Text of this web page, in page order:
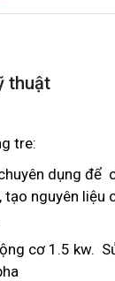
thuật
tre:
dụng để
tạo nguyên liệu
cơ 1.5 kw.